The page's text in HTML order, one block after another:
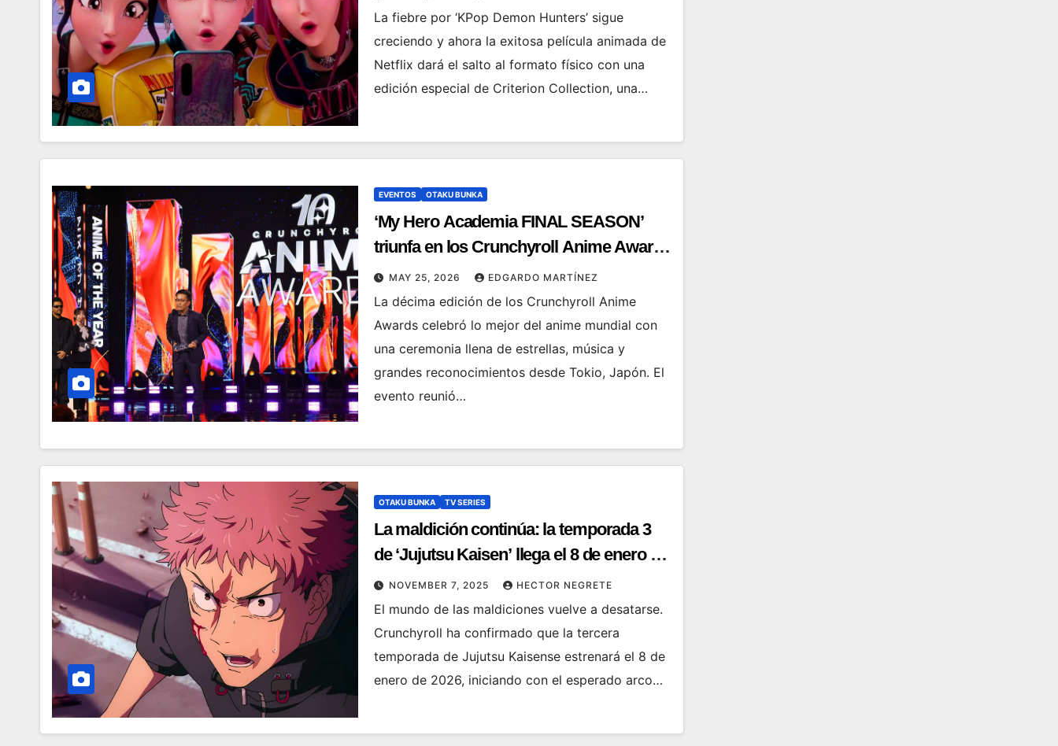
La fiebre por ‘KPop Demon Hunters’ sigue
creciendo y ahora la exitosa película animada de
Netflix dará el salto al formato físico con una
edición especial de Criterion Collection, una…
EVENTOS OTAKU BUNKA
‘My Hero Academia FINAL SEASON’
triunfa en los Crunchyroll Anime Awards
2026MAY 25, 2026 EDGARDO MARTÍNEZ
La décima edición de los Crunchyroll Anime
Awards celebró lo mejor del anime mundial con
una ceremonia llena de estrellas, música y
grandes reconocimientos desde Tokio, Japón. El
evento reunió…
OTAKU BUNKA TV SERIES
La maldición continúa: la temporada 3
de ‘Jujutsu Kaisen’ llega el 8 de enero a
Crunchyroll
NOVEMBER 7, 2025 HECTOR NEGRETE
El mundo de las maldiciones vuelve a desatarse.
Crunchyroll ha confirmado que la tercera
temporada de Jujutsu Kaisense estrenará el 8 de
enero de 2026, iniciando con el esperado arco…